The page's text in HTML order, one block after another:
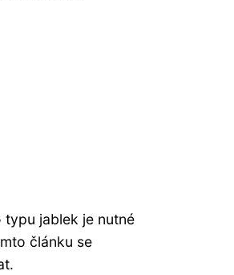
jablek je nutné
článku se